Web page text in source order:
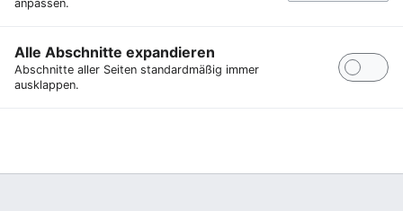
anpassen.
Alle Abschnitte expandieren
Abschnitte aller Seiten standardmäßig immer
ausklappen.